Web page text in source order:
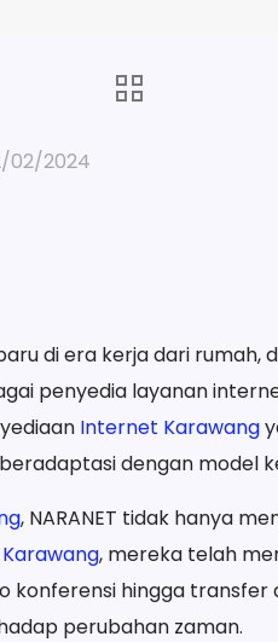
02/2024
di era kerja dari
penyedia layanan
Internet Karawang
dengan model
, NARANET tidak hanya
, mereka telah
hingga transfer
perubahan zaman.